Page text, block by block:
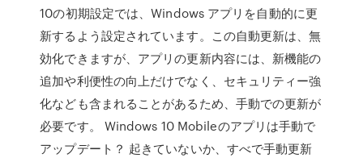
10の初期設定では、Windows アプリを自動的に更
新するよう設定されています。この自動更新は、無
効化できますが、アプリの更新内容には、新機能の
追加や利便性の向上だけでなく、セキュリティー強
化なども含まれることがあるため、手動での更新が
必要です。 Windows 10 Mobileのアプリは手動で
アップデート？ 起きていないか、すべで手動更新